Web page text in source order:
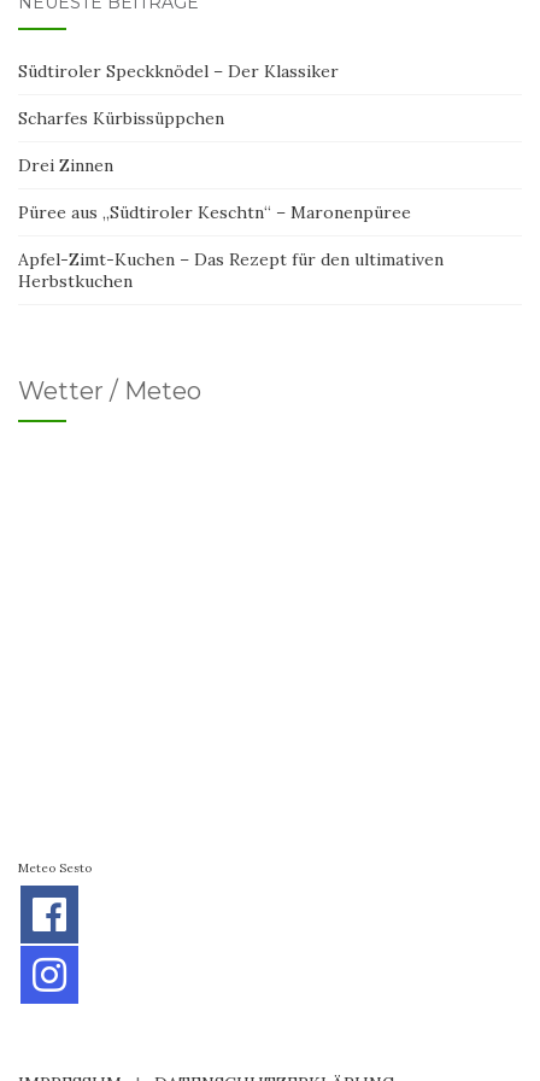
Südtiroler Speckknödel – Der Klassiker
Scharfes Kürbissüppchen
Drei Zinnen
Püree aus „Südtiroler Keschtn“ – Maronenpüree
Apfel-Zimt-Kuchen – Das Rezept für den ultimativen
Herbstkuchen
Wetter / Meteo
Meteo Sesto